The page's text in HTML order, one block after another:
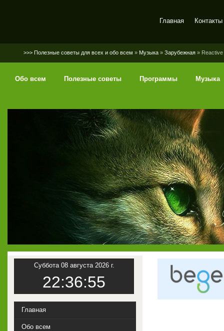
Главная Контакты
>>> Полезные советы для всех и обо всем » Музыка » Зарубежная »
Обо всем Полезные советы Программы Музыка
Суббота 08 августа 2026 г.
22:36:56
Главная
Обо всем